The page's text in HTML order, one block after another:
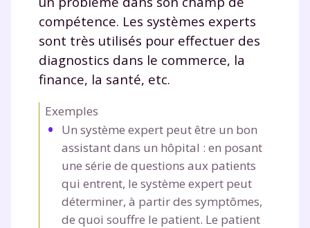
compétence. Les systèmes experts
sont très utilisés pour effectuer des
diagnostics dans le commerce, la
finance, la santé, etc.
Exemples
Un système expert peut être un bon
assistant dans un hôpital : en posant
une série de questions aux patients
qui entrent, le système expert peut
déterminer, à partir des symptômes,
de quoi souffre le patient. Le patient